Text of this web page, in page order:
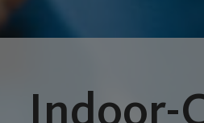
Indoor-